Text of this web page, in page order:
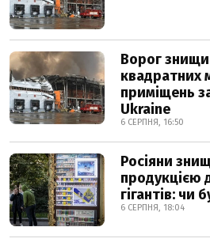
Ворог
квадратних
приміщень
Ukraine
6 СЕРПНЯ, 16:50
Росіяни
продукцією
гігантів: чи
6 СЕРПНЯ, 18:04